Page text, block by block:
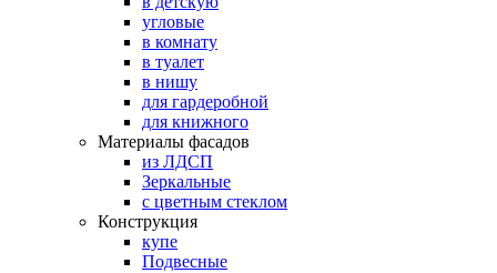
угловые
в комнату
в туалет
в нишу
для гардеробной
для книжного
Материалы фасадов
из ЛДСП
Зеркальные
с цветным стеклом
Конструкция
купе
Подвесные